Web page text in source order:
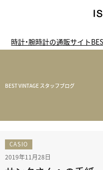
時計・腕時計の通販サイト
BEST VINTAGE スタッフブログ
CASIO
2019年11月28日